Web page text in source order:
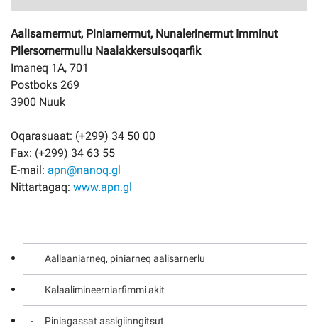
Aallaaniarneq, piniarneq aalisarnerlu
Kalaalimineerniarfimmi akit
Piniagassat assigiinngitsut
Aalisarnermut, Piniarnermut, Nunalerinermut Imminut
Pilersornermullu Naalakkersuisoqarfik
Imaneq 1A, 701
Postboks 269
3900 Nuuk
Oqarasuaat: (+299) 34 50 00
Fax: (+299) 34 63 55
E-mail: apn@nanoq.gl
Nittartagaq: www.apn.gl